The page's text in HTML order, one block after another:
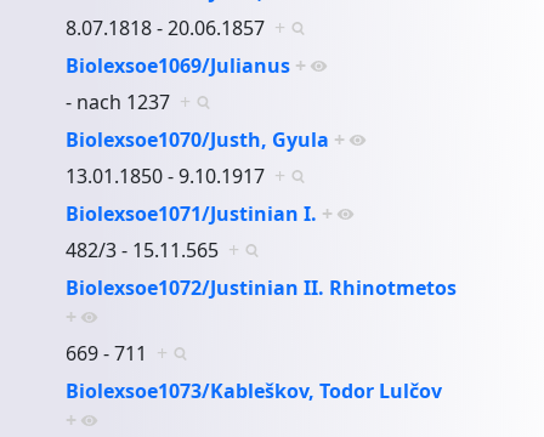
8.07.1818 - 20.06.1857 +
Biolexsoe1069/Julianus +
- nach 1237 +
Biolexsoe1070/Justh, Gyula +
13.01.1850 - 9.10.1917 +
Biolexsoe1071/Justinian I. +
482/3 - 15.11.565 +
Biolexsoe1072/Justinian II. Rhinotmetos
+
669 - 711 +
Biolexsoe1073/Kableškov, Todor Lulčov
+